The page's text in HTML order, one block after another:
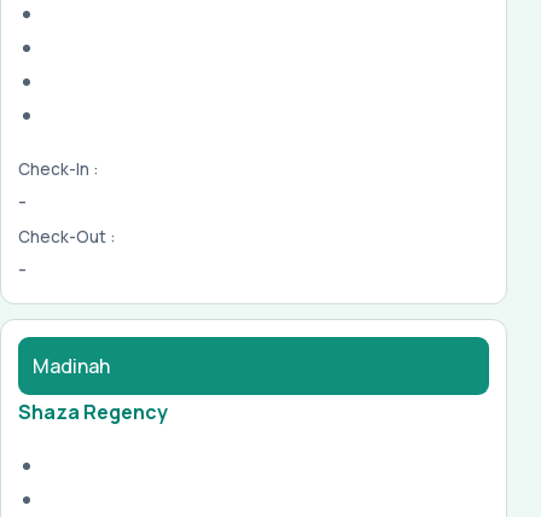
Check-In :
-
Check-Out :
-
Madinah
Shaza Regency